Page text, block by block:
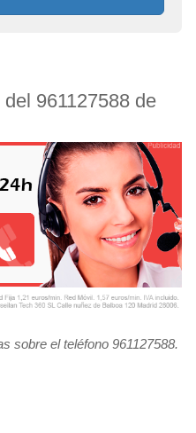
961127588 de
sobre el teléfono 961127588.